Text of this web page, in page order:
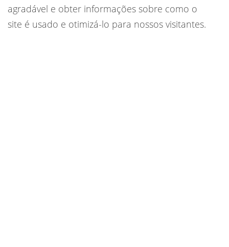
agradável ​​e obter informações sobre como o
site é usado e otimizá-lo para nossos visitantes.